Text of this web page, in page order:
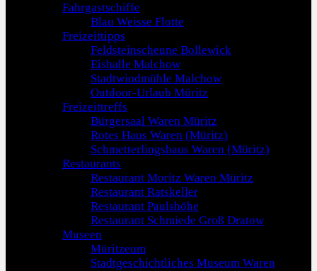
Fahrgastschiffe
Blau Weisse Flotte
Freizeittipps
Feldsteinscheune Bollewick
Eishalle Malchow
Stadtwindmühle Malchow
Outdoor-Urlaub Müritz
Freizeittreffs
Bürgersaal Waren Müritz
Rotes Haus Waren (Müritz)
Schmetterlingshaus Waren (Müritz)
Restaurants
Restaurant Moritz Waren Müritz
Restaurant Ratskeller
Restaurant Paulshöhe
Restaurant Schmiede Groß Dratow
Museen
Müritzeum
Stadtgeschichtliches Museum Waren